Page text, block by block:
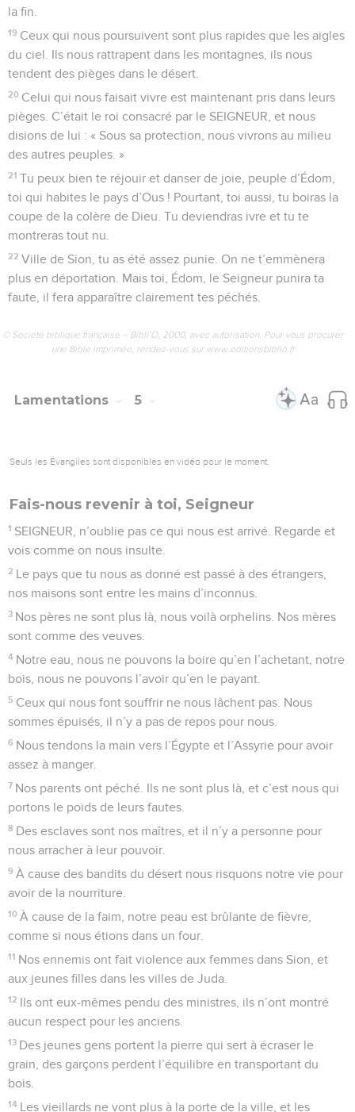
la fin.
19 Ceux qui nous poursuivent sont plus rapides que les aigles
du ciel. Ils nous rattrapent dans les montagnes, ils nous
tendent des pièges dans le désert.
20 Celui qui nous faisait vivre est maintenant pris dans leurs
pièges. C’était le roi consacré par le SEIGNEUR, et nous
disions de lui : « Sous sa protection, nous vivrons au milieu
des autres peuples. »
21 Tu peux bien te réjouir et danser de joie, peuple d’Édom,
toi qui habites le pays d’Ous ! Pourtant, toi aussi, tu boiras la
coupe de la colère de Dieu. Tu deviendras ivre et tu te
montreras tout nu.
22 Ville de Sion, tu as été assez punie. On ne t’emmènera
plus en déportation. Mais toi, Édom, le Seigneur punira ta
faute, il fera apparaître clairement tes péchés.
© Société biblique française – Bibli’O, 2000, avec autorisation. Pour vous procurer
une Bible imprimée, rendez-vous sur www.editionsbiblio.fr
Lamentations 5
Seuls les Évangiles sont disponibles en vidéo pour le moment.
Fais-nous revenir à toi, Seigneur
1 SEIGNEUR, n’oublie pas ce qui nous est arrivé. Regarde et
vois comme on nous insulte.
2 Le pays que tu nous as donné est passé à des étrangers,
nos maisons sont entre les mains d’inconnus.
3 Nos pères ne sont plus là, nous voilà orphelins. Nos mères
sont comme des veuves.
4 Notre eau, nous ne pouvons la boire qu’en l’achetant, notre
bois, nous ne pouvons l’avoir qu’en le payant.
5 Ceux qui nous font souffrir ne nous lâchent pas. Nous
sommes épuisés, il n’y a pas de repos pour nous.
6 Nous tendons la main vers l’Égypte et l’Assyrie pour avoir
assez à manger.
7 Nos parents ont péché. Ils ne sont plus là, et c’est nous qui
portons le poids de leurs fautes.
8 Des esclaves sont nos maîtres, et il n’y a personne pour
nous arracher à leur pouvoir.
9 À cause des bandits du désert nous risquons notre vie pour
avoir de la nourriture.
10 À cause de la faim, notre peau est brûlante de fièvre,
comme si nous étions dans un four.
11 Nos ennemis ont fait violence aux femmes dans Sion, et
aux jeunes filles dans les villes de Juda.
12 Ils ont eux-mêmes pendu des ministres, ils n’ont montré
aucun respect pour les anciens.
13 Des jeunes gens portent la pierre qui sert à écraser le
grain, des garçons perdent l’équilibre en transportant du
bois.
14 Les vieillards ne vont plus à la porte de la ville, et les